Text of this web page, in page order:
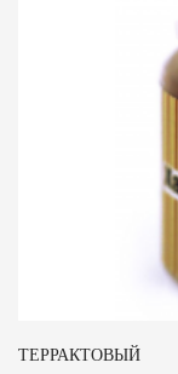
ТЕРРАКТОВЫЙ